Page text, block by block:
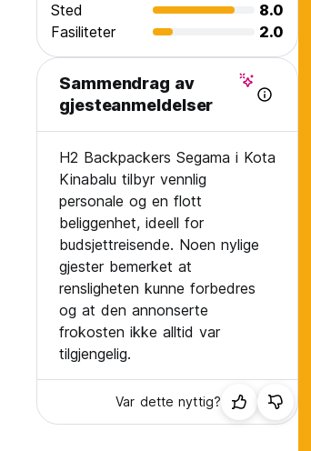
Sted
8.0
Fasiliteter
2.0
Sammendrag av
gjesteanmeldelser
H2 Backpackers Segama i Kota
Kinabalu tilbyr vennlig
personale og en flott
beliggenhet, ideell for
budsjettreisende. Noen nylige
gjester bemerket at
rensligheten kunne forbedres
og at den annonserte
frokosten ikke alltid var
tilgjengelig.
Var dette nyttig?